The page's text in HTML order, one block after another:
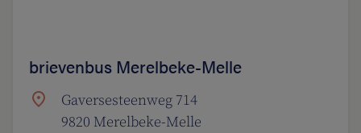
brievenbus Merelbeke-Melle
Gaversesteenweg 714
9820 Merelbeke-Melle